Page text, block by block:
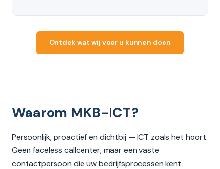
Ontdek wat wij voor u kunnen doen
Waarom MKB-ICT?
Persoonlijk, proactief en dichtbij — ICT zoals het hoort.
Geen faceless callcenter, maar een vaste
contactpersoon die uw bedrijfsprocessen kent.